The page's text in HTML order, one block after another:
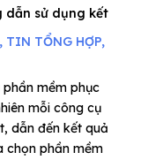
dẫn sử dụng kết
TIN TỔNG HỢP,
phần mềm phục
mỗi công cụ
dẫn đến kết quả
chọn phần mềm